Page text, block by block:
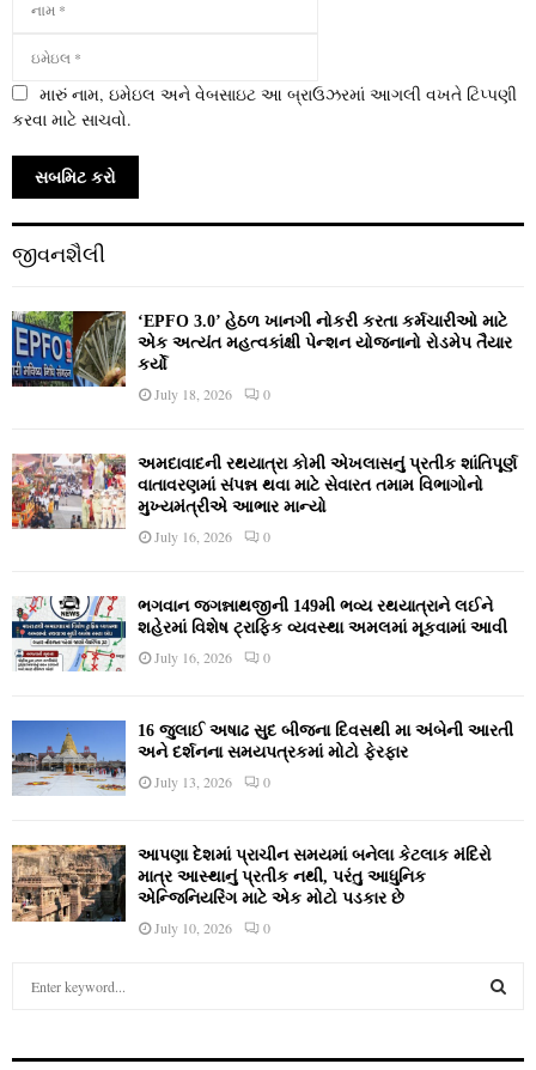
મારું નામ, ઇમેઇલ અને વેબસાઇટ આ બ્રાઉઝરમાં આગલી વખતે ટિપ્પણી
કરવા માટે સાચવો.
જીવનશૈલી
‘EPFO 3.0’ હેઠળ ખાનગી નોકરી કરતા કર્મચારીઓ માટે
એક અત્યંત મહત્વકાંક્ષી પેન્શન યોજનાનો રોડમેપ તૈયાર
કર્યો
July 18, 2026 0
અમદાવાદની રથયાત્રા કોમી એખલાસનું પ્રતીક શાંતિપૂર્ણ
વાતાવરણમાં સંપન્ન થવા માટે સેવારત તમામ વિભાગોનો
મુખ્યમંત્રીએ આભાર માન્યો
July 16, 2026 0
ભગવાન જગન્નાથજીની 149મી ભવ્ય રથયાત્રાને લઈને
શહેરમાં વિશેષ ટ્રાફિક વ્યવસ્થા અમલમાં મૂકવામાં આવી
July 16, 2026 0
16 જુલાઈ અષાઢ સુદ બીજના દિવસથી મા અંબેની આરતી
અને દર્શનના સમયપત્રકમાં મોટો ફેરફાર
July 13, 2026 0
આપણા દેશમાં પ્રાચીન સમયમાં બનેલા કેટલાક મંદિરો
માત્ર આસ્થાનું પ્રતીક નથી, પરંતુ આધુનિક
એન્જિનિયરિંગ માટે એક મોટો પડકાર છે
July 10, 2026 0